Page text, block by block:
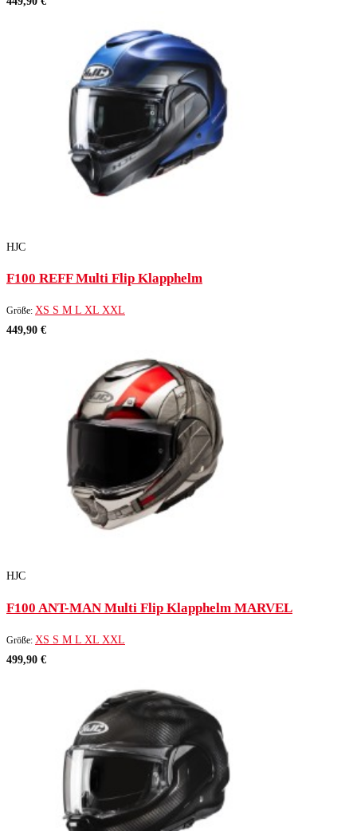
HJC
F100 REFF Multi Flip Klapphelm
Größe: XS S M L XL XXL
449,90 €
HJC
F100 ANT-MAN Multi Flip Klapphelm MARVEL
Größe: XS S M L XL XXL
499,90 €